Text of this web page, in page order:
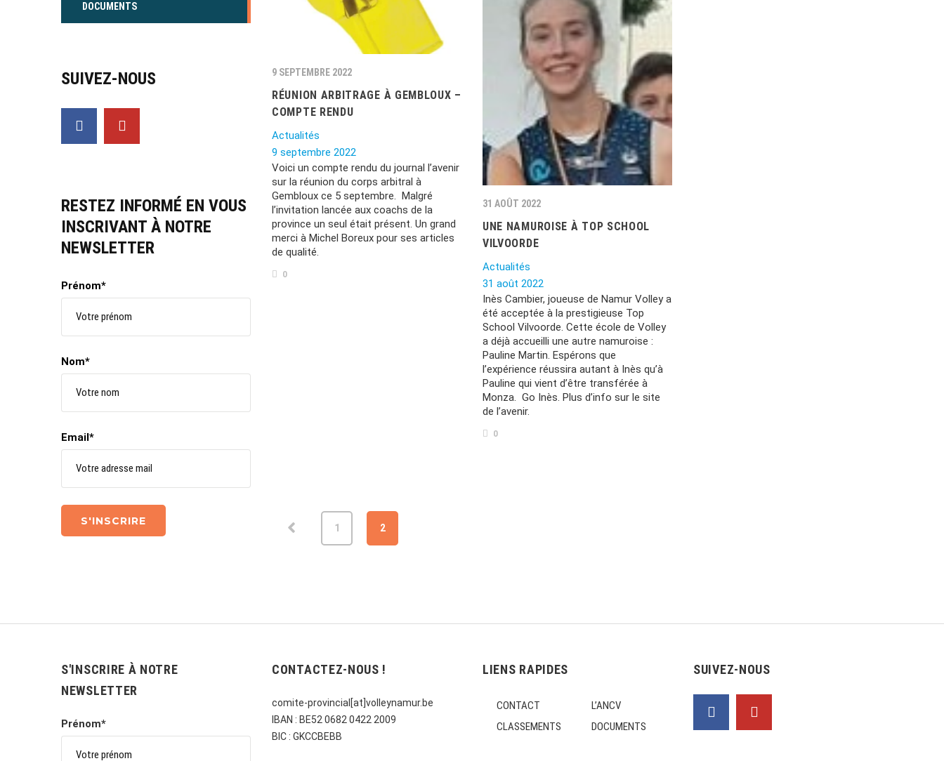
9 SEPTEMBRE 2022
RÉUNION ARBITRAGE À GEMBLOUX –
COMPTE RENDU
Actualités
9 septembre 2022
Voici un compte rendu du journal l’avenir
sur la réunion du corps arbitral à
Gembloux ce 5 septembre. Malgré
l’invitation lancée aux coachs de la
province un seul était présent. Un grand
merci à Michel Boreux pour ses articles
de qualité.
0
31 AOÛT 2022
UNE NAMUROISE À TOP SCHOOL
VILVOORDE
Actualités
31 août 2022
Inès Cambier, joueuse de Namur Volley a
été acceptée à la prestigieuse Top
School Vilvoorde. Cette école de Volley
a déjà accueilli une autre namuroise :
Pauline Martin. Espérons que
l’expérience réussira autant à Inès qu’à
Pauline qui vient d’être transférée à
Monza. Go Inès. Plus d’info sur le site
de l’avenir.
0
1 2
DOCUMENTS
SUIVEZ-NOUS
RESTEZ INFORMÉ EN VOUS
INSCRIVANT À NOTRE
NEWSLETTER
Prénom*
Nom*
Email*
S'INSCRIRE À NOTRE
NEWSLETTER
Prénom*
CONTACTEZ-NOUS !
comite-provincial[at]volleynamur.be
IBAN : BE52 0682 0422 2009
BIC : GKCCBEBB
LIENS RAPIDES
CONTACT
L’ANCV
CLASSEMENTS
DOCUMENTS
SUIVEZ-NOUS